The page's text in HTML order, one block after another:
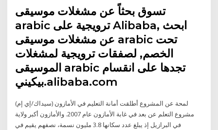
تسوق بحثاً عن مشغلات موسيقى
arabic ترويجية على Alibaba, ابحث
عن مشغلات موسيقى arabic تحت
الخصم, لصفقات ترويجية لمشغلات
الموسيقى arabic تجدها على انقسام
بيكيني.alibaba.com
لمحة عن المشروع أطلقت أمانة التعليم في الأمازون (سيداك/إي إم)
مشروع التعلم عن بعد في غابة الأمازون عام 2007. والأمازون أكبر ولاية
في البرازيل إذ يبلغ عدد سكانها 3.8 مليون نسمة، نصفهم يقيم في